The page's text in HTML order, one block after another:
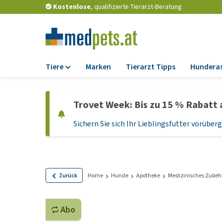
Kostenlose, qualifizierte Tierarzt-Beratung
Tiere
Trockenfutter
Nassfutter
Leckerlis
Marken Tierarzt Tipps
Trovet Week: Bis zu 15 %
Sichern Sie sich Ihr Lieblingsfutter
Zurück Home Hunde Apotheke Medizinisches
Abo